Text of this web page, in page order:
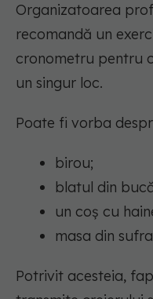
Organizatoarea
recomandă un
cronometru pentru
un singur loc.
Poate fi vorba
birou;
blatul din
un coș cu
masa din
Potrivit acesteia,